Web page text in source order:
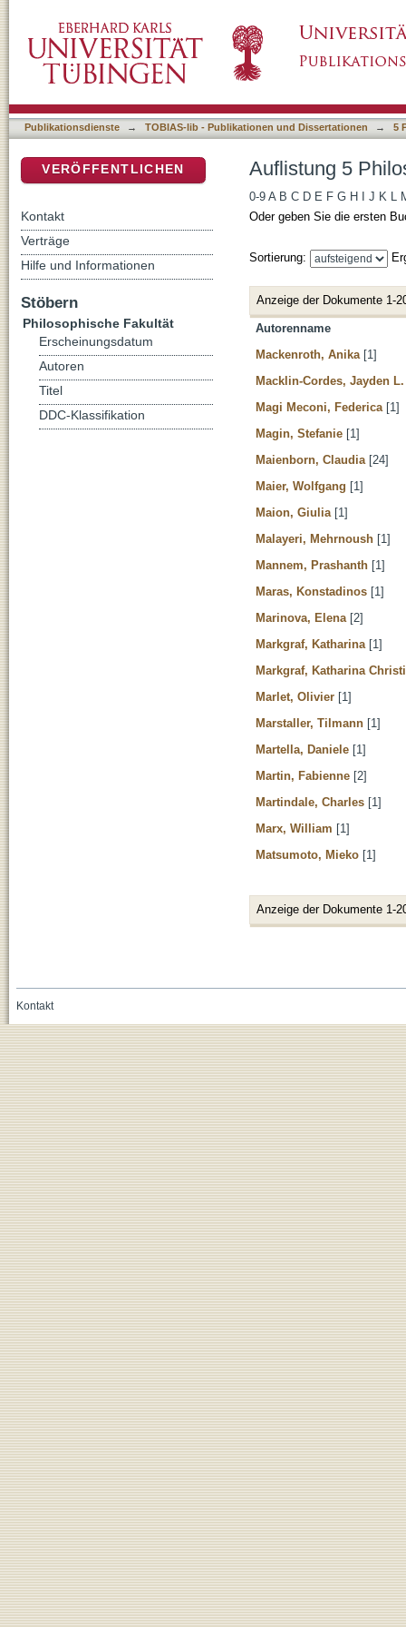
Publikationsdienste → TOBIAS-lib - Publikationen und Dissertationen → 5
Auflistung 5
0-9 A B C D E F G H J K L
Oder geben Sie die ersten
Sortierung:
Anzeige der Dokumente 1-
Autorenname
Mackenroth, Anika [1]
Macklin-Cordes, Jayden L.
Magi Meconi, Federica [1]
Magin, Stefanie [1]
Maienborn, Claudia [24]
Maier, Wolfgang [1]
Maion, Giulia [1]
Malayeri, Mehrnoush [1]
Mannem, Prashanth [1]
Maras, Konstadinos [1]
Marinova, Elena [2]
Markgraf, Katharina [1]
Markgraf, Katharina
Marlet, Olivier [1]
Marstaller, Tilmann [1]
Martella, Daniele [1]
Martin, Fabienne [2]
Martindale, Charles [1]
Marx, William [1]
Matsumoto, Mieko [1]
Anzeige der Dokumente 1-
VERÖFFENTLICHEN
Kontakt
Verträge
Hilfe und Informationen
Stöbern
Philosophische Fakultät
Erscheinungsdatum
Autoren
Titel
DDC-Klassifikation
Kontakt